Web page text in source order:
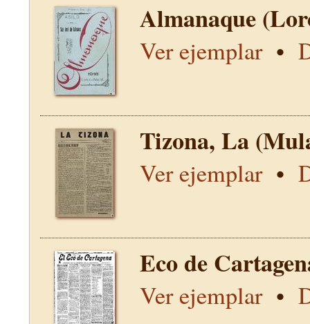
Almanaque
Ver ejemplar•
Tizona, La
Ver ejemplar•
Eco de
Ver ejemplar•